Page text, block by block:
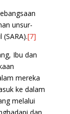
unsur-
[7]
Ibu dan
mereka
ke dalam
melalui